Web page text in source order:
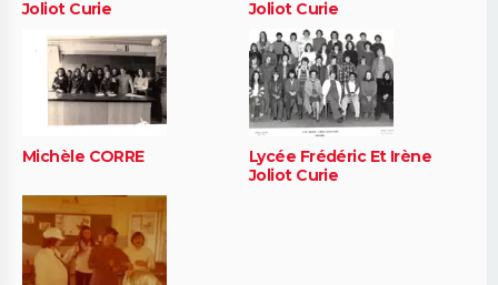
Joliot Curie
Joliot Curie
Michèle CORRE
Lycée Frédéric Et Irène
Joliot Curie